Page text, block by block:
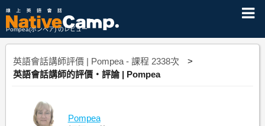
Pompea(ポンペア) のレビュー
英語會話講師評價 | Pompea - 課程 2338次
英語會話講師的評價・評論 | Pompea
Pompea